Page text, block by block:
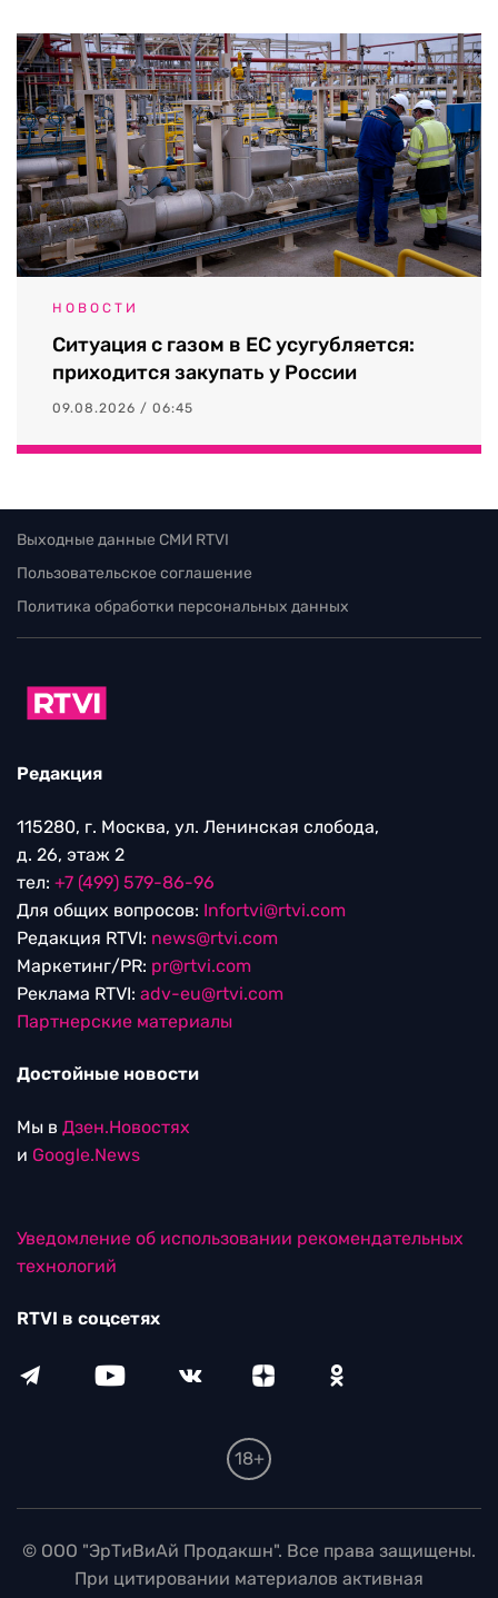
НОВОСТИ
Ситуация с газом в ЕС усугубляется:
приходится закупать у России
09.08.2026 / 06:45
Выходные данные СМИ RTVI
Пользовательское соглашение
Политика обработки персональных данных
Редакция
115280, г. Москва, ул. Ленинская слобода,
д. 26, этаж 2
тел: +7 (499) 579-86-96
Для общих вопросов: Infortvi@rtvi.com
Редакция RTVI: news@rtvi.com
Маркетинг/PR: pr@rtvi.com
Реклама RTVI: adv-eu@rtvi.com
Партнерские материалы
Достойные новости
Мы в Дзен.Новостях
и Google.News
Уведомление об использовании рекомендательных
технологий
RTVI в соцсетях
18+
© ООО "ЭрТиВиАй Продакшн". Все права защищены.
При цитировании материалов активная